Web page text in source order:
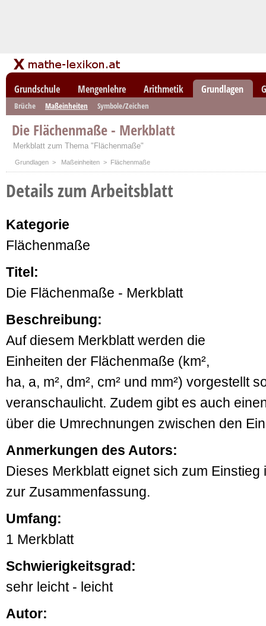
Grundschule Mengenlehre Arithmetik Grundlagen
Brüche Maßeinheiten Symbole/Zeichen
Die Flächenmaße - Merkblatt
Merkblatt zum Thema "Flächenmaße"
Grundlagen > Maßeinheiten > Flächenmaße
Details zum Arbeitsblatt
Kategorie
Flächenmaße
Titel:
Die Flächenmaße - Merkblatt
Beschreibung:
Auf diesem Merkblatt werden die
Einheiten der Flächenmaße (km²,
ha, a, m², dm², cm² und mm²) vorgestellt
veranschaulicht. Zudem gibt es auch
über die Umrechnungen zwischen den
Anmerkungen des Autors:
Dieses Merkblatt eignet sich zum Einstieg
zur Zusammenfassung.
Umfang:
1 Merkblatt
Schwierigkeitsgrad:
sehr leicht - leicht
Autor: